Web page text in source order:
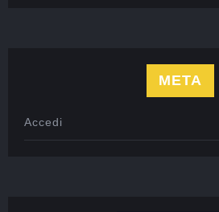
META
Accedi